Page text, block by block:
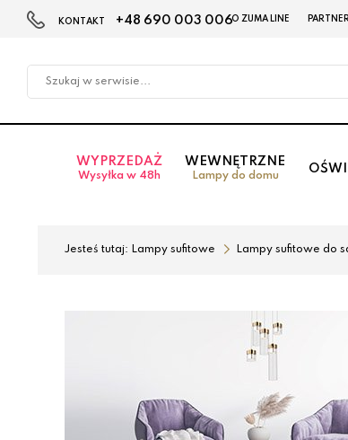
w
KONTAKT +48 690 003 006O ZUMA LINE
WYPRZEDAŻ
Wysyłka w 48h
WEWNĘTRZNE
Lampy do domu
Jesteś tutaj: Lampy sufitowe Lampy sufitowe do